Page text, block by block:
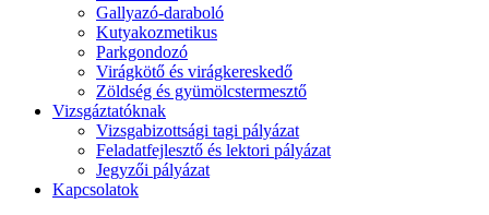
Gallyazó-daraboló
Kutyakozmetikus
Parkgondozó
Virágkötő és virágkereskedő
Zöldség és gyümölcstermesztő
Vizsgáztatóknak
Vizsgabizottsági tagi pályázat
Feladatfejlesztő és lektori pályázat
Jegyzői pályázat
Kapcsolatok